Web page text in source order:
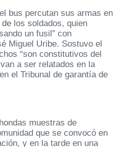
bus percutan sus armas en
los soldados, quien
un fusil” con
Miguel Uribe. Sostuvo el
“son constitutivos del
a ser relatados en la
el Tribunal de garantía de
muestras de
que se convocó en
y en la tarde en una